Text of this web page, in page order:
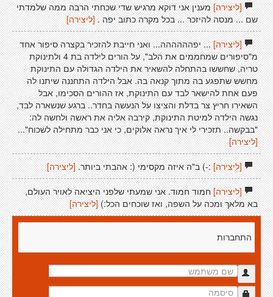
[ליצירה]מענין אני דוקא מרגיש שדי שכחתי הרבה ממה שלמדתי
שם ... מנסה להיזכר ... בכל מקרה כתוב יפה . [ליצירה]
[ליצירה]... יפהההההה... ואני חייבת להזכיר בקצרה סיפור אחד
מ"סיפורים שמחממים את הלב", על הורים לילדה בת 4 ולתינוקת
טריה, שחששו בהתחלה להשאיר את הילדה הגדולה עם התינוקת
מחשש שתפגע בה מתוך קנאה בה. אבל הילדה התחננה שיתנו לה
פעם אחת להישאר לבד עם התינוקת, אז ההורים הסכימו, אבל
השאירו חריץ צר בדלת והציצו על הנעשה בחדר.. ברגע שנשארה לבד,
נגשה הילדה למיטת התינוקת, קירבה אליה את ראשה ולחשה לה:
"בבקשה.. תזכירי לי איך נראה אלוקים, כי אני כבר מתחילה לשכוח"...
[ליצירה]
[ליצירה]:-) ב"ה איזה מקסימי (: אהבתי ביותר.[ליצירה]
[ליצירה]חמוד חמוד. אני שמעתי שלפני היציאה לאויר העולם,
בא מלאך ומכה על השפה, ואז שוכחים הכל:) [ליצירה]
התחברות